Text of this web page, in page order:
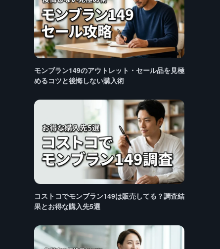
モンブラン149のアウトレット・セール品を見極
めるコツと後悔しない購入術
コストコでモンブラン149は販売してる？調査結
果とお得な購入先5選